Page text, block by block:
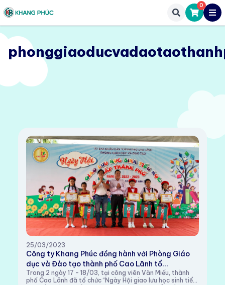
0
25/03/2023
Công ty Khang Phúc đồng hành với Phòng Giáo
dục và Đào tạo thành phố Cao Lãnh tổ...
Trong 2 ngày 17 – 18/03, tại công viên Văn Miếu, thành
phố Cao Lãnh đã tổ chức “Ngày Hội giao lưu học sinh tiểu